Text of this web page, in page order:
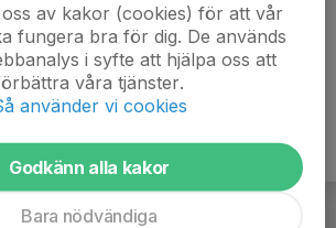
av kakor (cookies) för att vår
fungera bra för dig. De används
i syfte att hjälpa oss att
våra tjänster.
använder vi cookies
Godkänn alla kakor
Bara nödvändiga